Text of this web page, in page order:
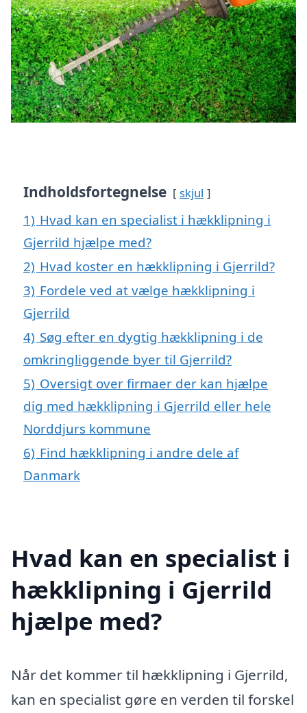
Indholdsfortegnelse skjul
1) Hvad kan en specialist i hækklipning i
Gjerrild hjælpe med?
2) Hvad koster en hækklipning i Gjerrild?
3) Fordele ved at vælge hækklipning i
Gjerrild
4) Søg efter en dygtig hækklipning i de
omkringliggende byer til Gjerrild?
5) Oversigt over firmaer der kan hjælpe
dig med hækklipning i Gjerrild eller hele
Norddjurs kommune
6) Find hækklipning i andre dele af
Danmark
Hvad kan en specialist i
hækklipning i Gjerrild
hjælpe med?
Når det kommer til hækklipning i Gjerrild,
kan en specialist gøre en verden til forskel